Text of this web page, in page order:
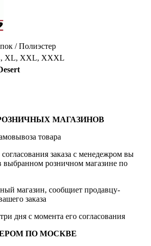
/ Полиэстер
XL, XXL, XXXL
МАГАЗИНОВ
товара
заказа с менедежром вы
выбранном розничном магазине по
магазин, сообщиет продавцу-
заказа
дня с момента его согласования
ПО МОСКВЕ